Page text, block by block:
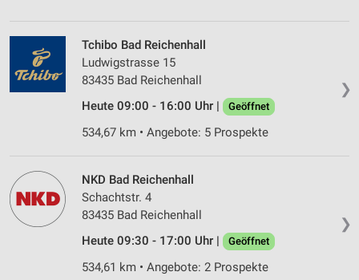
❯
Tchibo Bad Reichenhall
Ludwigstrasse 15
83435 Bad Reichenhall
Heute 09:00 - 16:00 Uhr |
Geöffnet
534,67 km • Angebote: 5 Prospekte
❯
NKD Bad Reichenhall
Schachtstr. 4
83435 Bad Reichenhall
Heute 09:30 - 17:00 Uhr |
Geöffnet
534,61 km • Angebote: 2 Prospekte